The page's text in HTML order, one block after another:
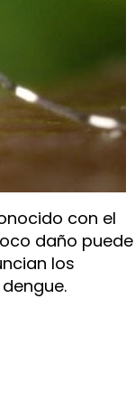
con el
daño puede
los